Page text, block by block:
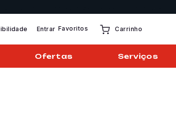
Entrar Favoritos Carrinho
Ofertas Serviços